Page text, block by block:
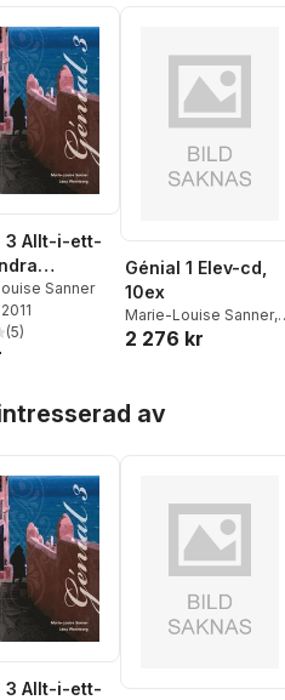
3 Allt-i-ett-
Sanner
stjärnor. Totalt antal röster:
(5)
Génial 1 Elev-cd,
10ex
Marie-Louise Sanner,
Lena Wennberg
2 276 kr
av
3 Allt-i-ett-